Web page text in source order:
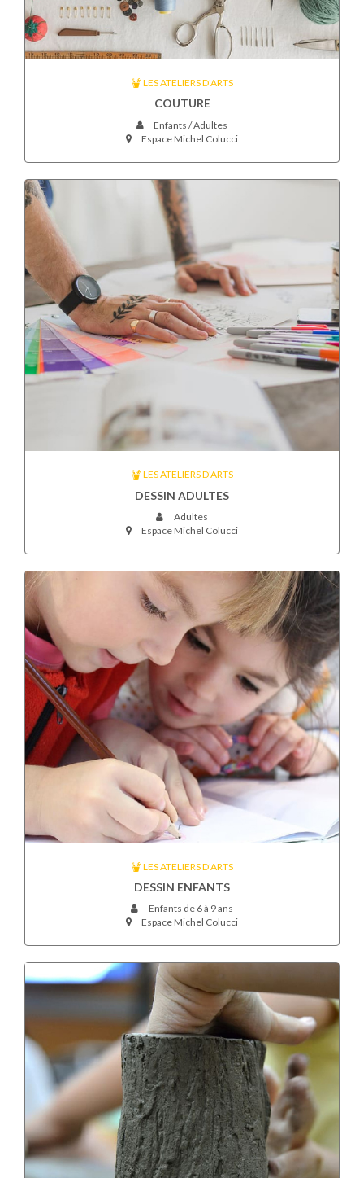
LES ATELIERS D'ARTS
COUTURE
Enfants / Adultes
Espace Michel Colucci
LES ATELIERS D'ARTS
DESSIN ADULTES
Adultes
Espace Michel Colucci
LES ATELIERS D'ARTS
DESSIN ENFANTS
Enfants de 6 à 9 ans
Espace Michel Colucci